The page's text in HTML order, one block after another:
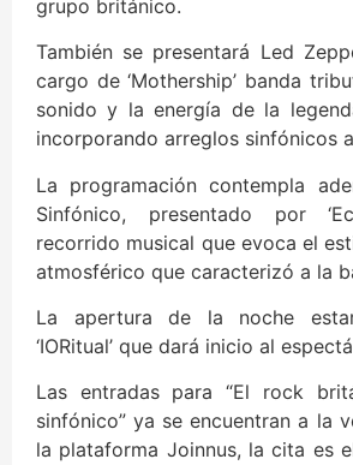
grupo británico.
También se presentará Led
cargo de ‘Mothership’ banda
sonido y la energía de la
incorporando arreglos sinfónicos
La programación contempla
Sinfónico, presentado por
recorrido musical que evoca el
atmosférico que caracterizó a la
La apertura de la noche
‘IORitual’ que dará inicio al
Las entradas para “El rock
sinfónico” ya se encuentran a la
la plataforma Joinnus, la cita es